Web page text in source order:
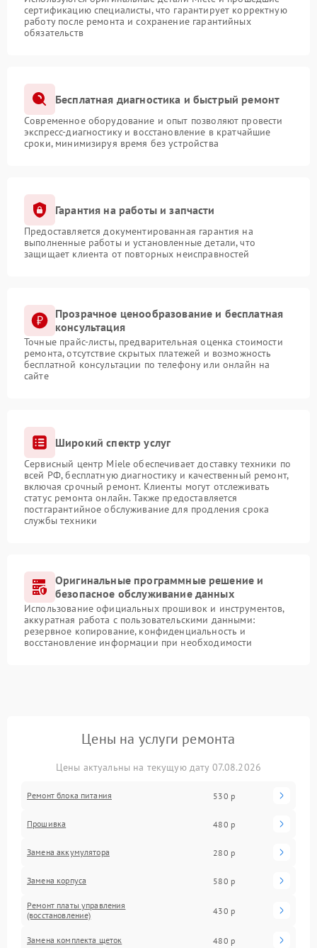
сертификацию специалисты, что гарантирует корректную
работу после ремонта и сохранение гарантийных
обязательств
Бесплатная диагностика и быстрый ремонт
Современное оборудование и опыт позволяют провести
экспресс-диагностику и восстановление в кратчайшие
сроки, минимизируя время без устройства
Гарантия на работы и запчасти
Предоставляется документированная гарантия на
выполненные работы и установленные детали, что
защищает клиента от повторных неисправностей
Прозрачное ценообразование и бесплатная
консультация
Точные прайс-листы, предварительная оценка стоимости
ремонта, отсутствие скрытых платежей и возможность
бесплатной консультации по телефону или онлайн на
сайте
Широкий спектр услуг
Сервисный центр Miele обеспечивает доставку техники по
всей РФ, бесплатную диагностику и качественный ремонт,
включая срочный ремонт. Клиенты могут отслеживать
статус ремонта онлайн. Также предоставляется
постгарантийное обслуживание для продления срока
службы техники
Оригинальные программные решение и
безопасное обслуживание данных
Использование официальных прошивок и инструментов,
аккуратная работа с пользовательскими данными:
резервное копирование, конфиденциальность и
восстановление информации при необходимости
Цены на услуги ремонта
Цены актуальны на текущую дату 07.08.2026
Ремонт блока питания 530 р
Прошивка 480 р
Замена аккумулятора 280 р
Замена корпуса 580 р
Ремонт платы управления
(восстановление)
430 р
Замена комплекта щеток 480 р